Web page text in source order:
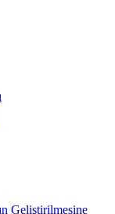
Geliştirilmesine